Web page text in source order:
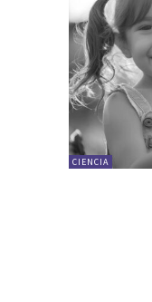
CIENCIA